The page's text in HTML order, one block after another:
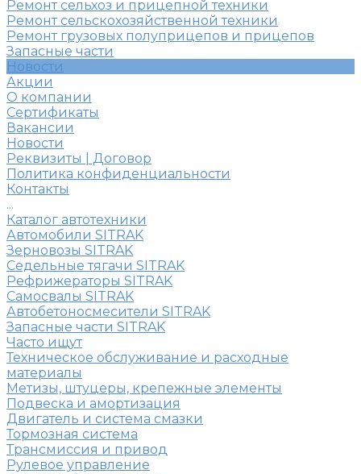
Ремонт сельхоз и прицепной техники
Ремонт сельскохозяйственной техники
Ремонт грузовых полуприцепов и прицепов
Запасные части
Новости
Акции
О компании
Сертификаты
Вакансии
Новости
Реквизиты | Договор
Политика конфиденциальности
Контакты
...
Каталог автотехники
Автомобили SITRAK
Зерновозы SITRAK
Седельные тягачи SITRAK
Рефрижераторы SITRAK
Самосвалы SITRAK
Автобетоносмесители SITRAK
Запасные части SITRAK
Часто ищут
Техническое обслуживание и расходные
материалы
Метизы, штуцеры, крепежные элементы
Подвеска и амортизация
Двигатель и система смазки
Тормозная система
Трансмиссия и привод
Рулевое управление